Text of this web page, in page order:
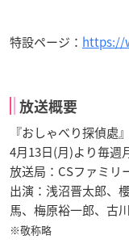
特設ページ： https://
放送概要
『おしゃべり探偵處』
4月13日(月)より毎週
放送局：CSファミリ
出演：浅沼晋太郎、
馬、梅原裕一郎、古
※敬称略